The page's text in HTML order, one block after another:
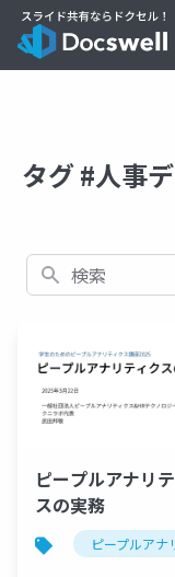
タグ #人事
検索
ピープルアナリ
スの実務
ピープルアナ